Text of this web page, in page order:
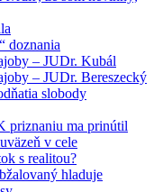
doznania
– JUDr. Kubál
– JUDr. Bereszecký
slobody
priznaniu ma prinútil
v cele
s realitou?
hladuje